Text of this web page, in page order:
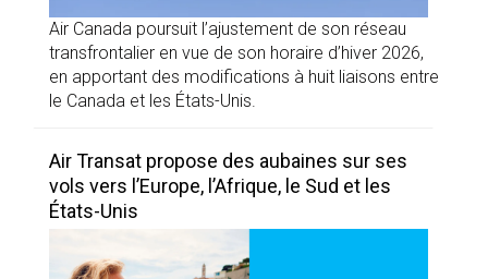
Air Canada poursuit l’ajustement de son réseau
transfrontalier en vue de son horaire d’hiver 2026,
en apportant des modifications à huit liaisons entre
le Canada et les États-Unis.
Air Transat propose des aubaines sur ses
vols vers l’Europe, l’Afrique, le Sud et les
États-Unis